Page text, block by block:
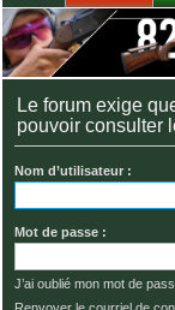
Le forum exige
pouvoir consulter
Nom d’utilisateur :
Mot de passe :
J’ai oublié mon mot de